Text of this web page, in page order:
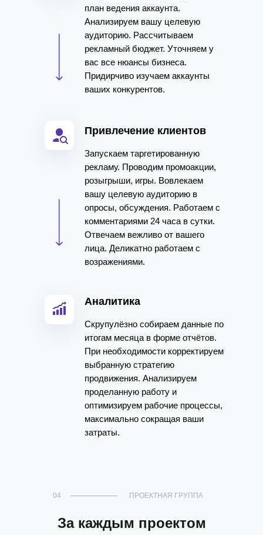
план ведения аккаунта.
Анализируем вашу целевую
аудиторию. Рассчитываем
рекламный бюджет. Уточняем у
вас все нюансы бизнеса.
Придирчиво изучаем аккаунты
ваших конкурентов.
Привлечение клиентов
Запускаем таргетированную
рекламу. Проводим промоакции,
розыгрыши, игры. Вовлекаем
вашу целевую аудиторию в
опросы, обсуждения. Работаем с
комментариями 24 часа в сутки.
Отвечаем вежливо от вашего
лица. Деликатно работаем с
возражениями.
Аналитика
Скрупулёзно собираем данные по
итогам месяца в форме отчётов.
При необходимости корректируем
выбранную стратегию
продвижения. Анализируем
проделанную работу и
оптимизируем рабочие процессы,
максимально сокращая ваши
затраты.
04 ПРОЕКТНАЯ ГРУППА
За каждым проектом